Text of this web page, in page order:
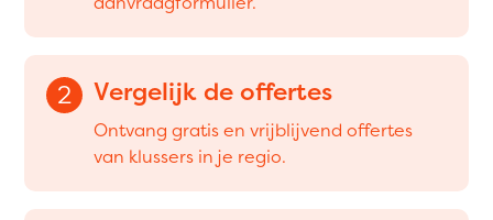
2 Vergelijk de offertes
Ontvang gratis en vrijblijvend offertes
van klussers in je regio.